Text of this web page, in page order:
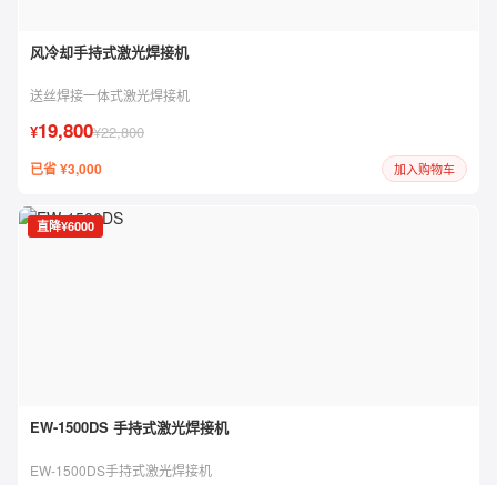
风冷却手持式激光焊接机
送丝焊接一体式激光焊接机
¥19,800¥22,800
已省 ¥3,000 加入购物车
直降¥6000
EW-1500DS 手持式激光焊接机
EW-1500DS手持式激光焊接机